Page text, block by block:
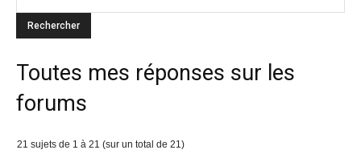
Toutes mes réponses sur les
forums
21 sujets de 1 à 21 (sur un total de 21)